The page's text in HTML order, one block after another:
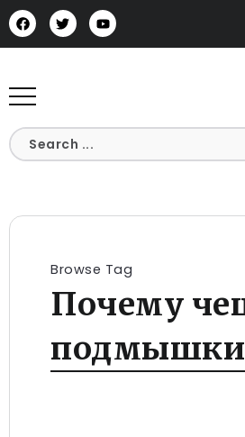
Browse Tag
Почему